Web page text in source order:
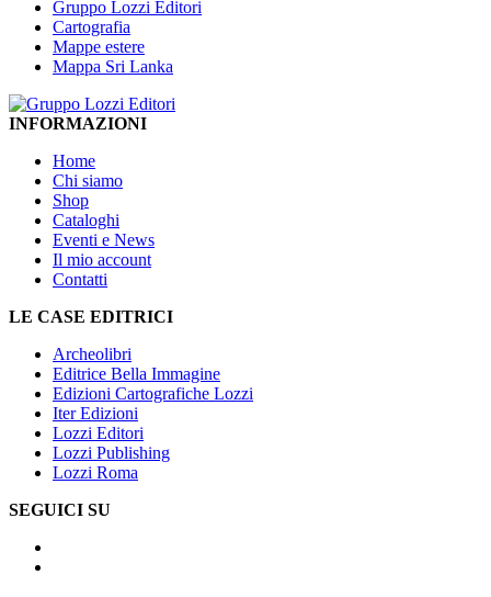
Gruppo Lozzi Editori
Cartografia
Mappe estere
Mappa Sri Lanka
INFORMAZIONI
Home
Chi siamo
Shop
Cataloghi
Eventi e News
Il mio account
Contatti
LE CASE EDITRICI
Archeolibri
Editrice Bella Immagine
Edizioni Cartografiche Lozzi
Iter Edizioni
Lozzi Editori
Lozzi Publishing
Lozzi Roma
SEGUICI SU